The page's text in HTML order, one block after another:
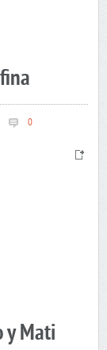
0
y Mati